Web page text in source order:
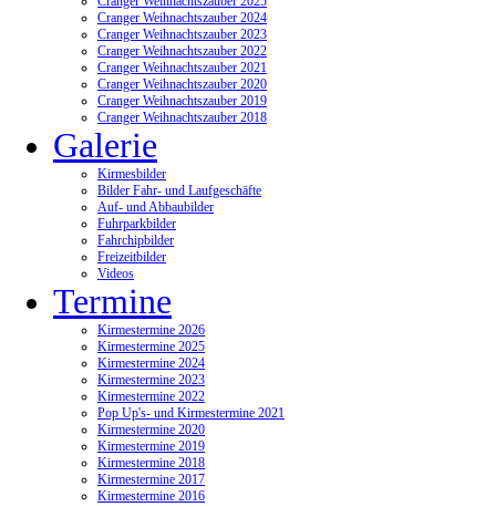
Cranger Weihnachtszauber 2024
Cranger Weihnachtszauber 2023
Cranger Weihnachtszauber 2022
Cranger Weihnachtszauber 2021
Cranger Weihnachtszauber 2020
Cranger Weihnachtszauber 2019
Cranger Weihnachtszauber 2018
Galerie
Kirmesbilder
Bilder Fahr- und Laufgeschäfte
Auf- und Abbaubilder
Fuhrparkbilder
Fahrchipbilder
Freizeitbilder
Videos
Termine
Kirmestermine 2026
Kirmestermine 2025
Kirmestermine 2024
Kirmestermine 2023
Kirmestermine 2022
Pop Up's- und Kirmestermine 2021
Kirmestermine 2020
Kirmestermine 2019
Kirmestermine 2018
Kirmestermine 2017
Kirmestermine 2016